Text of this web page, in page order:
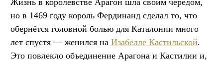
но в 1469 году король Фердинанд сделал то, что
обернётся головной болью для Каталонии много
лет спустя — женился на Изабелле Кастильской.
Это повлекло объединение Арагона и Кастилии и,